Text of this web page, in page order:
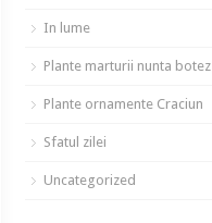
In lume
Plante marturii nunta botez
Plante ornamente Craciun
Sfatul zilei
Uncategorized